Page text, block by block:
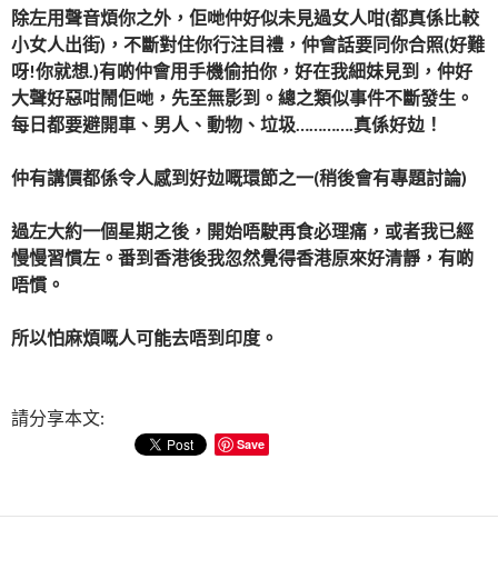
除左用聲音煩你之外，佢哋仲好似未見過女人咁(都真係比較
小女人出街)，不斷對住你行注目禮，仲會話要同你合照(好難
呀!你就想.)有啲仲會用手機偷拍你，好在我細妹見到，仲好
大聲好惡咁鬧佢哋，先至無影到。總之類似事件不斷發生。
每日都要避開車、男人、動物、垃圾………….真係好攰！
仲有講價都係令人感到好攰嘅環節之一(稍後會有專題討論)
過左大約一個星期之後，開始唔駛再食必理痛，或者我已經
慢慢習慣左。番到香港後我忽然覺得香港原來好清靜，有啲
唔慣。
所以怕麻煩嘅人可能去唔到印度。
請分享本文:
Save